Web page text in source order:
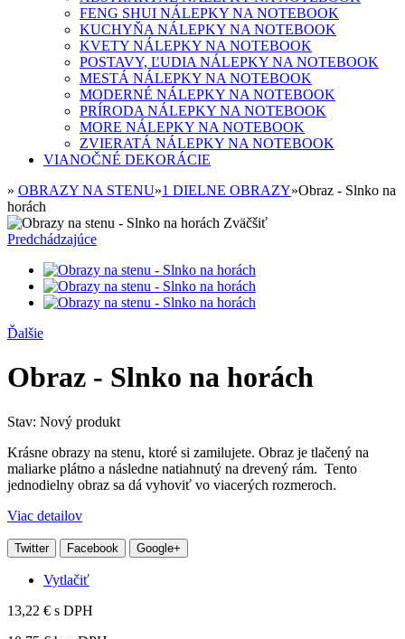
FENG SHUI NÁLEPKY NA NOTEBOOK
KUCHYŇA NÁLEPKY NA NOTEBOOK
KVETY NÁLEPKY NA NOTEBOOK
POSTAVY, ĽUDIA NÁLEPKY NA NOTEBOOK
MESTÁ NÁLEPKY NA NOTEBOOK
MODERNÉ NÁLEPKY NA NOTEBOOK
PRÍRODA NÁLEPKY NA NOTEBOOK
MORE NÁLEPKY NA NOTEBOOK
ZVIERATÁ NÁLEPKY NA NOTEBOOK
VIANOČNÉ DEKORÁCIE
» OBRAZY NA STENU»1 DIELNE OBRAZY»Obraz - Slnko na
horách
Zväčšiť
Predchádzajúce
Ďalšie
Obraz - Slnko na horách
Stav: Nový produkt
Krásne obrazy na stenu, ktoré si zamilujete. Obraz je tlačený na
maliarke plátno a následne natiahnutý na drevený rám. Tento
jednodielny obraz sa dá vyhoviť vo viacerých rozmeroch.
Viac detailov
Twitter Facebook Google+
Vytlačiť
13,22 € s DPH